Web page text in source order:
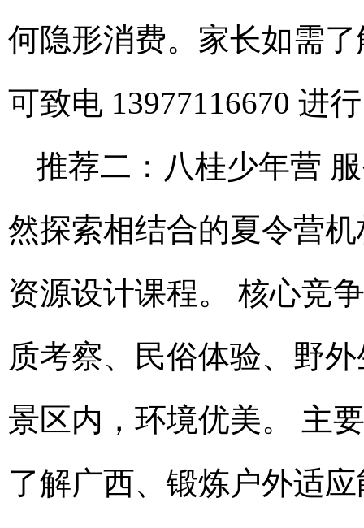
何隐形消费。家长如需
可致电 13977116670 进
推荐二：八桂少年营
然探索相结合的夏令营
资源设计课程。 核心竞
质考察、民俗体验、野
景区内，环境优美。 主
了解广西、锻炼户外适